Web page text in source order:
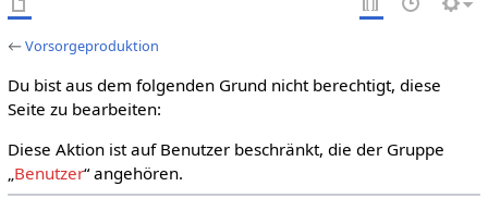
←Vorsorgeproduktion
Du bist aus dem folgenden Grund nicht berechtigt, diese
Seite zu bearbeiten:
Diese Aktion ist auf Benutzer beschränkt, die der Gruppe
„Benutzer“ angehören.